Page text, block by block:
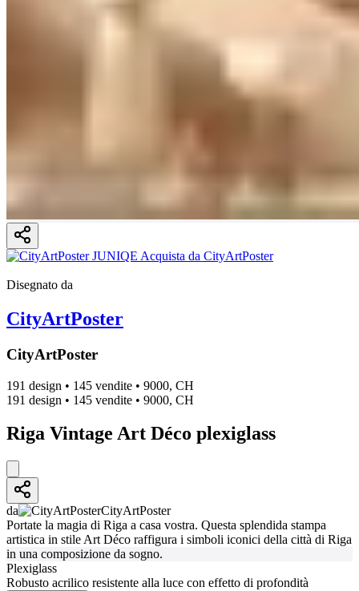
Disegnato da
CityArtPoster
CityArtPoster
191 design • 145 vendite • 9000, CH
191 design • 145 vendite • 9000, CH
Riga Vintage Art Déco plexiglass
da
CityArtPoster
Portate la magia di Riga a casa vostra. Questa splendida stampa
artistica in stile Art Déco raffigura i simboli iconici della città di Riga
in una composizione da sogno.
Plexiglass
Robusto acrilico resistente alla luce con effetto di profondità